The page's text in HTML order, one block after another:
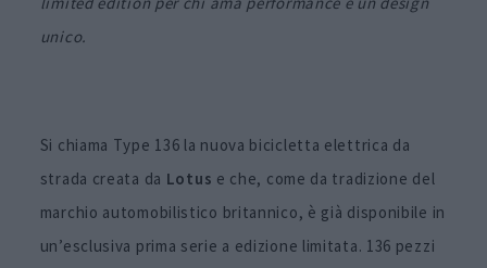
unico.
Si chiama Type 136 la nuova bicicletta elettrica da
strada creata da Lotus e che, come da tradizione del
marchio automobilistico britannico, è già disponibile in
un’esclusiva prima serie a edizione limitata. 136 pezzi